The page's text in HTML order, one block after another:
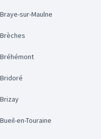
Braye-sur-Maulne
Brèches
Bréhémont
Bridoré
Brizay
Bueil-en-Touraine